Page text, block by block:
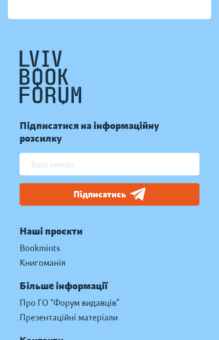
Підписатися на інформаційну
розсилку
Підписатись
Наші проєкти
Bookmints
Книгоманія
Більше інформації
Про ГО “Форум видавців”
Презентаційні матеріали